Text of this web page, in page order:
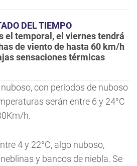
DEL TIEMPO
el temporal, el viernes tendrá
de viento de hasta 60 km/h
sensaciones térmicas
con períodos de nuboso
serán entre 6 y 24°C
h.
4 y 22°C, algo nuboso,
y bancos de niebla. Se